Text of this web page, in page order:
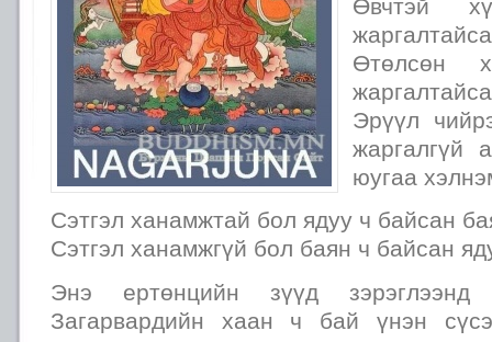
Өвчтэй
Өтөлсөн
Эрүүл
жаргалгүй
юугаа
Сэтгэл ханамжтай бол ядуу ч байсан
Сэтгэл ханамжгүй бол баян ч байсан
Энэ ертөнцийн зүүд зэрэглээнд
Загарвардийн хаан ч бай үнэн